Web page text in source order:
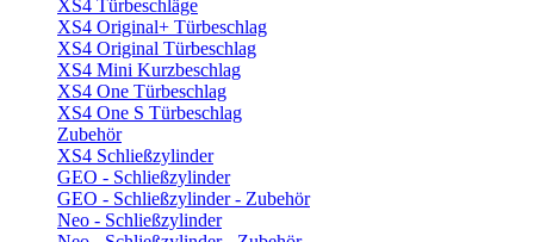
XS4 Türbeschläge
XS4 Original+ Türbeschlag
XS4 Original Türbeschlag
XS4 Mini Kurzbeschlag
XS4 One Türbeschlag
XS4 One S Türbeschlag
Zubehör
XS4 Schließzylinder
GEO - Schließzylinder
GEO - Schließzylinder - Zubehör
Neo - Schließzylinder